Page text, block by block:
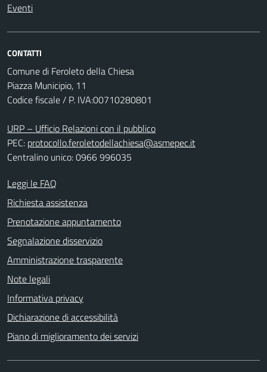
Eventi
CONTATTI
Comune di Feroleto della Chiesa
Piazza Municipio, 11
Codice fiscale / P. IVA:00710280801
URP – Ufficio Relazioni con il pubblico
PEC: protocollo.feroletodellachiesa@asmepec.it
Centralino unico: 0966 996035
Leggi le FAQ
Richiesta assistenza
Prenotazione appuntamento
Segnalazione disservizio
Amministrazione trasparente
Note legali
Informativa privacy
Dichiarazione di accessibilità
Piano di miglioramento dei servizi